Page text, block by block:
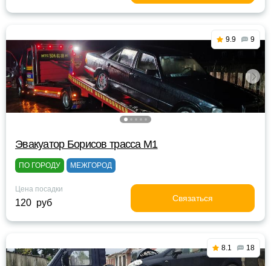
9.9 9
Эвакуатор Борисов трасса М1
ПО ГОРОДУ МЕЖГОРОД
Цена посадки
120 руб Связаться
8.1 18